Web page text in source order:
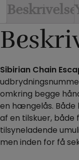
Beskrivelse
Sibirian Chain
omkring begge
en hængelås.
af en tilskuer,
tilsyneladende
men inden for få